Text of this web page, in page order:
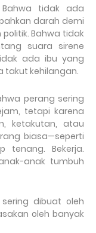
tidak ada
darah demi
Bahwa tidak
suara sirene
ada ibu yang
takut kehilangan.
perang sering
tetapi karena
ketakutan, atau
biasa—seperti
tenang. Bekerja.
anak tumbuh
dibuat oleh
oleh banyak